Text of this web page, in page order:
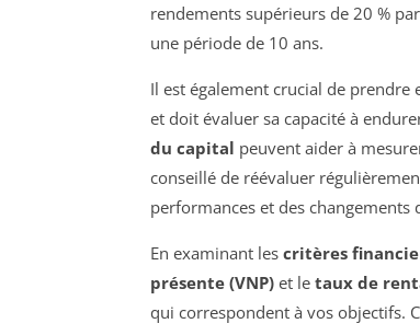
rendements supérieurs de 20 %
une période de 10 ans.
Il est également crucial de prendre
et doit évaluer sa capacité à
du capital peuvent aider à
conseillé de réévaluer
performances et des
En examinant les critères
présente (VNP) et le taux de
qui correspondent à vos objectifs.